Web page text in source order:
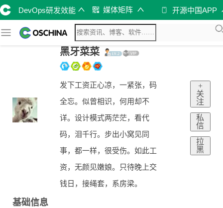
DevOps研发效能 媒体矩阵 开源中国APP
黑牙菜菜
发下工资正心凉，一紧张，码
全忘。似曾相识，何用却不
详。设计模式两茫茫，看代
码，泪千行。步出小窝见同
事，都一样，很受伤。如此工
资，无颜见嫩娘。只待晚上交
钱日，接绳套，系房梁。
+
关
注
私
信
拉
黑
基础信息